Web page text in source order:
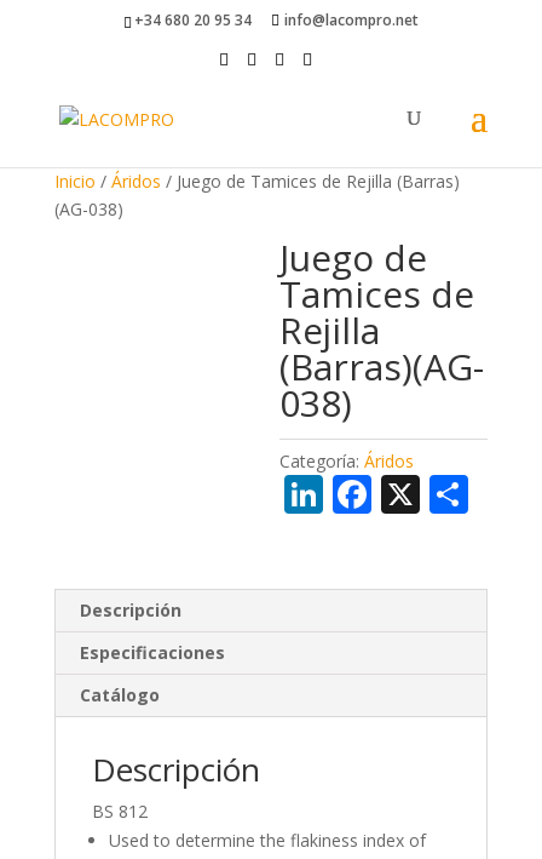
+34 680 20 95 34 info@lacompro.net
Inicio / Áridos / Juego de Tamices de Rejilla (Barras)
(AG-038)
Juego de
Tamices de
Rejilla
(Barras)(AG-
038)
Categoría:Áridos
Li
dI
n
F
o
o
k
X
ar
ti
r
Descripción
Especificaciones
Catálogo
Descripción
BS 812
Used to determine the flakiness index of